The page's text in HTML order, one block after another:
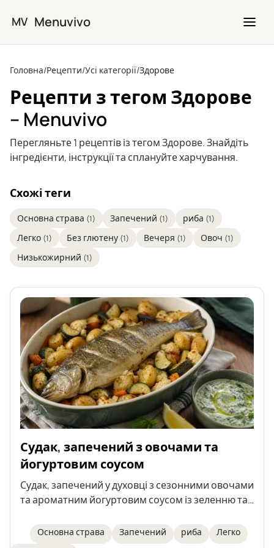
MV Menuvivo
Головна/Рецепти/Усі категорії/Здорове
Рецепти з тегом Здорове
– Menuvivo
Перегляньте 1 рецептів із тегом Здорове. Знайдіть
інгредієнти, інструкції та сплануйте харчування.
Схожі теги
Основна страва (1) Запечений (1) риба (1)
Легко (1) Без глютену (1) Вечеря (1) Овоч (1)
Низькожирний (1)
Судак, запечений з овочами та
йогуртовим соусом
Судак, запечений у духовці з сезонними овочами
та ароматним йогуртовим соусом із зеленню та
можна приготувати також з іншою рибою
середнього розміру, як прісноводною, так і
Основна страва Запечений риба
Легко